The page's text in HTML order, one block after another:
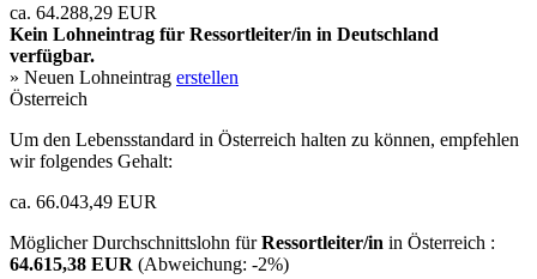
ca. 64.288,29 EUR
Kein Lohneintrag für Ressortleiter/in in Deutschland
verfügbar.
» Neuen Lohneintrag erstellen
Österreich
Um den Lebensstandard in Österreich halten zu können, empfehlen
wir folgendes Gehalt:
ca. 66.043,49 EUR
Möglicher Durchschnittslohn fürRessortleiter/in in Österreich :
64.615,38 EUR (Abweichung: -2%)